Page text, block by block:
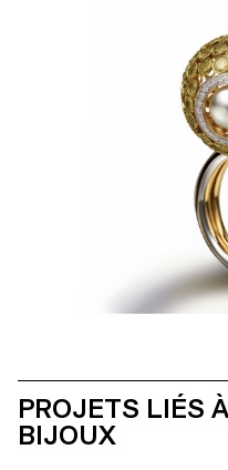
PROJETS LIÉS À
BIJOUX